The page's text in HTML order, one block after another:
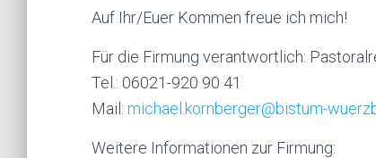
Auf Ihr/Euer Kommen freue ich mich!
Für die Firmung verantwortlich:
Tel.: 06021-920 90 41
Mail: michael.kornberger@bistum-
Weitere Informationen zur Firmung: